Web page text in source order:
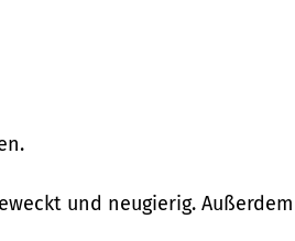
und neugierig.